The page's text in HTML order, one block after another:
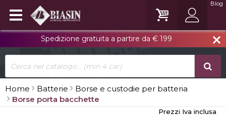
close
Spedizione gratuita a partire da € 199
Blog
Home Batterie
Borse e custodie per batteria
Borse porta bacchette
Prezzi Iva inclusa